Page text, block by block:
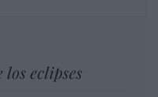
los eclipses